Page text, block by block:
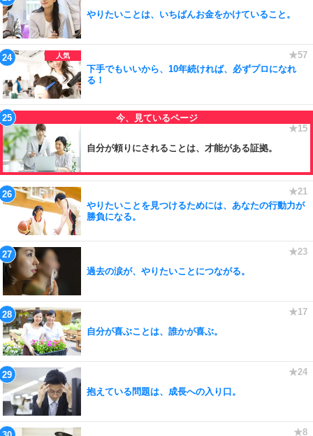
やりたいことは、いちばんお金をかけていること。
下手でもいいから、10年続ければ、必ずプロになれ
る！
自分が頼りにされることは、才能がある証拠。
やりたいことを見つけるためには、あなたの行動力が
勝負になる。
過去の涙が、やりたいことにつながる。
自分が喜ぶことは、誰かが喜ぶ。
抱えている問題は、成長への入り口。